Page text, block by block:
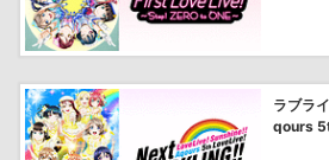
ラブラ
qours